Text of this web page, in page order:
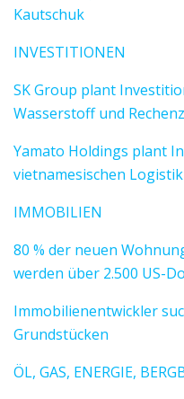
Kautschuk
INVESTITIONEN
SK Group plant
Wasserstoff und
Yamato Holdings plant
vietnamesischen
IMMOBILIEN
80 % der neuen
werden über 2.500 US-
Immobilienentwickler
Grundstücken
ÖL, GAS, ENERGIE,